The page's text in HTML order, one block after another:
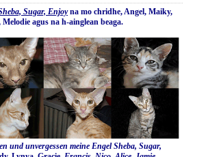
Sugar, Enjoyna mo chridhe, Angel, Maiky,
agus na h-ainglean beaga.
und unvergessen meine Engel Sheba, Sugar,